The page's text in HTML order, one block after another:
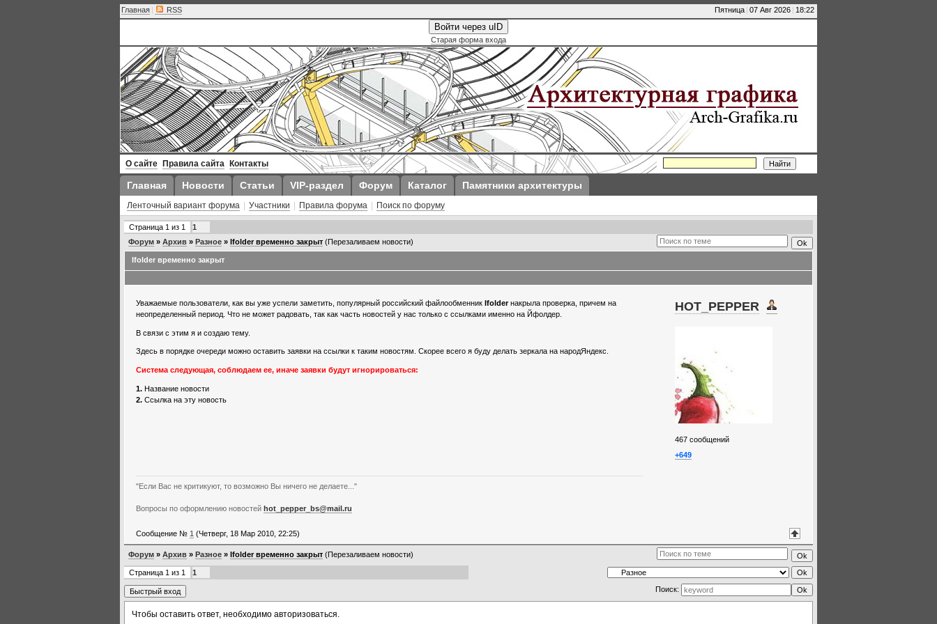
Пятница | 07 Авг 2026 | 18:22
Главная | RSS
Войти через uID
Старая форма входа
О сайте Правила сайта Контакты
Главная Новости Статьи VIP-раздел Форум Каталог Памятники архитектуры
Ленточный вариант форума Участники Правила форума Поиск по форуму
Страница 1 из 1
1
Форум » Архив » Разное » Ifolder временно закрыт (Перезаливаем новости)
Ifolder временно закрыт
Уважаемые пользователи, как вы уже успели заметить, популярный российский файлообменник Ifolderнакрыла проверка, причем на
неопределенный период. Что не может радовать, так как часть новостей у нас только с ссылками именно на Йфолдер.
В связи с этим я и создаю тему.
Здесь в порядке очереди можно оставить заявки на ссылки к таким новостям. Скорее всего я буду делать зеркала на народЯндекс.
Система следующая, соблюдаем ее, иначе заявки будут игнорироваться:
1. Название новости
2. Ссылка на эту новость
HOT_PEPPER
467 сообщений
+649
"Если Вас не критикуют, то возможно Вы ничего не делаете..."
Вопросы по оформлению новостей hot_pepper_bs@mail.ru
Сообщение № 1 (Четверг, 18 Мар 2010, 22:25)
Форум » Архив » Разное » Ifolder временно закрыт (Перезаливаем новости)
Страница 1 из 1
1
Поиск:
Чтобы оставить ответ, необходимо авторизоваться.